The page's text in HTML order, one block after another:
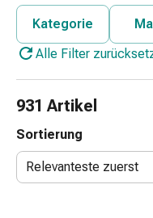
Bronchitis
Wund-
Kategorie
Alle Filter
931 Artikel
Sortierung
Relevanteste zuerst